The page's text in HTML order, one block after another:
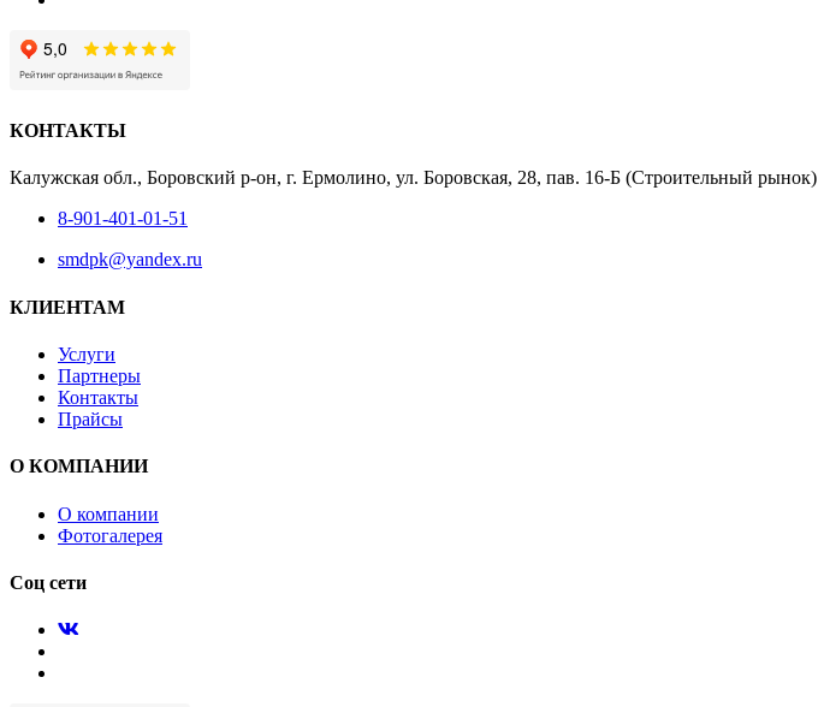
КОНТАКТЫ
Калужская обл., Боровский р-он, г. Ермолино, ул. Боровская, 28, пав. 16-Б (Строительный рынок)
8-901-401-01-51
smdpk@yandex.ru
КЛИЕНТАМ
Услуги
Партнеры
Контакты
Прайсы
О КОМПАНИИ
О компании
Фотогалерея
Соц сети